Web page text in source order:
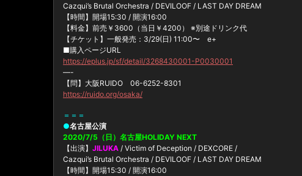
Cazqui’s Brutal Orchestra / DEVILOOF / LAST DAY DREAM
【時間】開場15:30 / 開演16:00
【料金】前売￥3600（当日￥4200） ※別途ドリンク代
【チケット】一般発売：3/29(日) 11:00〜 e+
■購入ページURL
https://eplus.jp/sf/detail/3268430001-P0030001
—-
【問】大阪RUIDO 06-6252-8301
https://ruido.org/osaka/
＝＝＝
●名古屋公演
2020/7/5（日）名古屋HOLIDAY NEXT
【出演】 JILUKA / Victim of Deception / DEXCORE /
Cazqui’s Brutal Orchestra / DEVILOOF / LAST DAY DREAM
【時間】開場15:30 / 開演16:00